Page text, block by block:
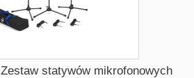
statywów mikrofonowych